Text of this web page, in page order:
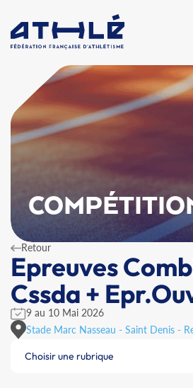
Retour
Epreuves
Cssda +
9 au 10 Mai 2026
Stade Marc Nasseau - Saint Denis -
Choisir une rubrique